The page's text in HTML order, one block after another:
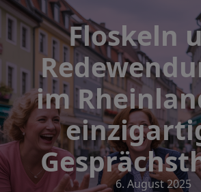
Floskeln
im
6. August 2025